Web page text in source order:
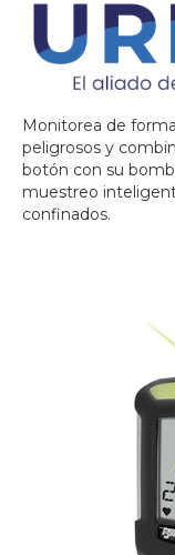
Monitorea de
peligrosos y
botón con su
muestreo
confinados.